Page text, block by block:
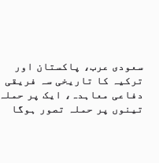
سعودی عرب، پاکستان اور
ترکیہ کا تاریخی سہ فریقی
دفاعی معاہدہ، ایک پر حملہ
تینوں پر حملہ تصور ہوگا